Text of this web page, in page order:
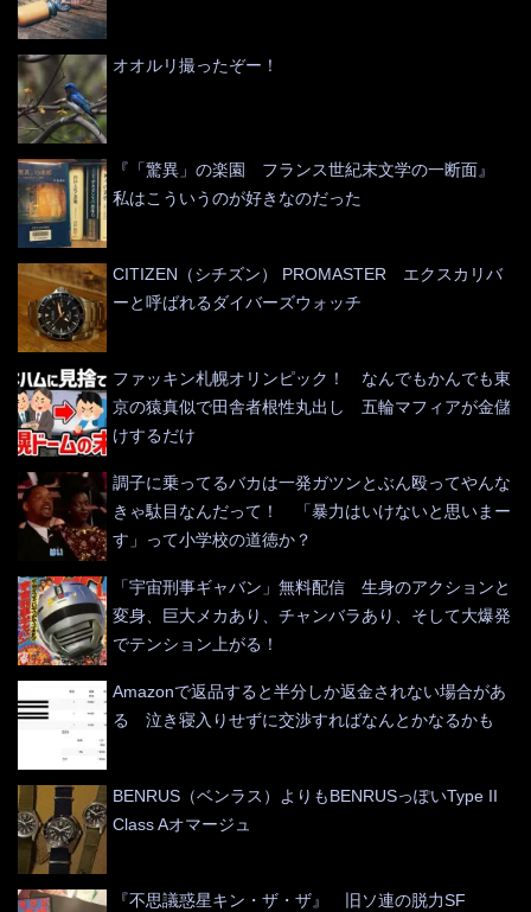
オオルリ撮ったぞー！
『「驚異」の楽園 フランス世紀末文学の一断面』
私はこういうのが好きなのだった
CITIZEN（シチズン） PROMASTER エクスカリバ
ーと呼ばれるダイバーズウォッチ
ファッキン札幌オリンピック！ なんでもかんでも東
京の猿真似で田舎者根性丸出し 五輪マフィアが金儲
けするだけ
調子に乗ってるバカは一発ガツンとぶん殴ってやんな
きゃ駄目なんだって！ 「暴力はいけないと思いまー
す」って小学校の道徳か？
「宇宙刑事ギャバン」無料配信 生身のアクションと
変身、巨大メカあり、チャンバラあり、そして大爆発
でテンション上がる！
Amazonで返品すると半分しか返金されない場合があ
る 泣き寝入りせずに交渉すればなんとかなるかも
BENRUS（ベンラス）よりもBENRUSっぽいType II
Class Aオマージュ
『不思議惑星キン・ザ・ザ』 旧ソ連の脱力SF